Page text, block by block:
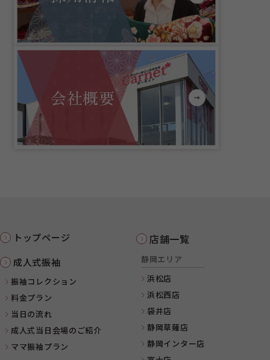
会社概要
トップページ
成人式振袖
振袖コレクション
料金プラン
当日の流れ
成人式当日会場のご紹介
ママ振袖プラン
店舗一覧
静岡エリア
浜松店
浜松西店
袋井店
静岡草薙店
静岡インター店